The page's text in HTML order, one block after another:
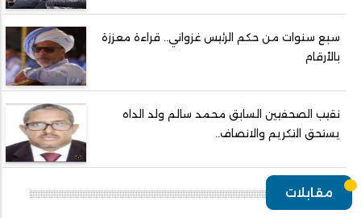
سبع سنوات من حكم الرئيس غزواني.. قراءة معززة
بالأرقام
نقيب الصحفيين السابق محمد سالم ولد الداه
يستحق التكريم والانصاف..
مقابلات